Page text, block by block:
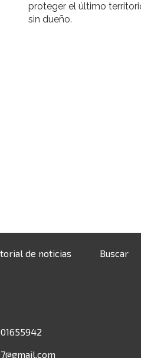
proteger el último
sin dueño.
de noticias Buscar